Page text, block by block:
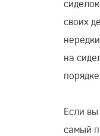
своих
на
Если
самый